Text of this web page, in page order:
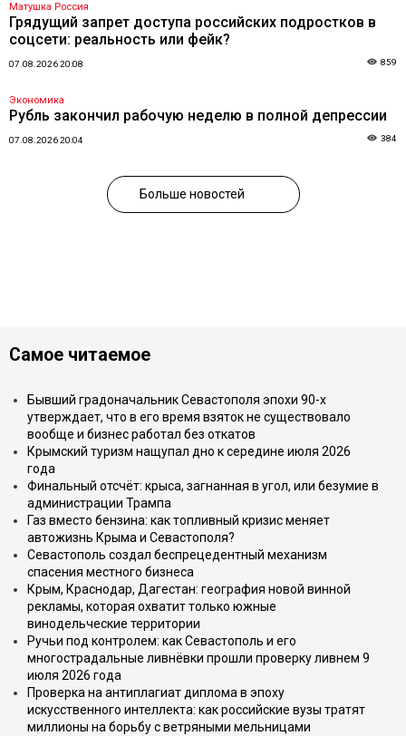
Матушка Россия
Грядущий запрет доступа российских подростков в
соцсети: реальность или фейк?
07.08.2026 20:08 859
Экономика
Рубль закончил рабочую неделю в полной депрессии
07.08.2026 20:04 384
Больше новостей
Самое читаемое
Бывший градоначальник Севастополя эпохи 90-х
утверждает, что в его время взяток не существовало
вообще и бизнес работал без откатов
Крымский туризм нащупал дно к середине июля 2026
года
Финальный отсчёт: крыса, загнанная в угол, или безумие в
администрации Трампа
Газ вместо бензина: как топливный кризис меняет
автожизнь Крыма и Севастополя?
Севастополь создал беспрецедентный механизм
спасения местного бизнеса
Крым, Краснодар, Дагестан: география новой винной
рекламы, которая охватит только южные
винодельческие территории
Ручьи под контролем: как Севастополь и его
многострадальные ливнёвки прошли проверку ливнем 9
июля 2026 года
Проверка на антиплагиат диплома в эпоху
искусственного интеллекта: как российские вузы тратят
миллионы на борьбу с ветряными мельницами